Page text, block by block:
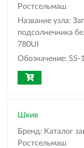
Ростсельмаш
Название узла:
подсолнечника
780UI
Обозначение: SS-
Шкив
Бренд: Каталог
Ростсельмаш